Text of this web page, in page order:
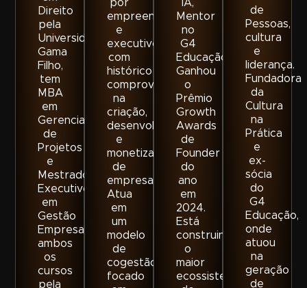
Direito
pela
Universidade
Gama
Filho,
tem
MBA
em
Gerenciamento
de
Projetos
e
Mestrado
Executivo
em
Gestão
Empresarial,
ambos
os
cursos
pela
por
empreendedores
e
executivos
com
histórico
comprovado
na
criação,
desenvolvimento
e
monetização
de
empresas.
Atua
em
um
modelo
de
cogestão
focado
IA,
Mentor
no
G4
Educação,
Ganhou
o
Prêmio
Growth
Awards
de
Founder
do
ano
em
2024.
Está
construindo
o
maior
ecossistema
de
Pessoas,
cultura
e
liderança.
Fundadora
da
Cultura
na
Prática
e
ex-
sócia
do
G4
Educação,
onde
atuou
na
geração
de